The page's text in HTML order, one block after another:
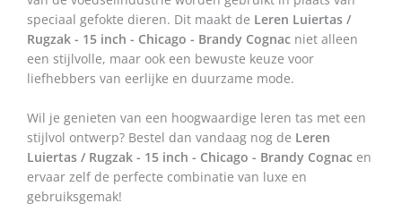
speciaal gefokte dieren. Dit maakt de Leren Luiertas /
Rugzak - 15 inch - Chicago - Brandy Cognac niet alleen
een stijlvolle, maar ook een bewuste keuze voor
liefhebbers van eerlijke en duurzame mode.
Wil je genieten van een hoogwaardige leren tas met een
stijlvol ontwerp? Bestel dan vandaag nog de Leren
Luiertas / Rugzak - 15 inch - Chicago - Brandy Cognac en
ervaar zelf de perfecte combinatie van luxe en
gebruiksgemak!